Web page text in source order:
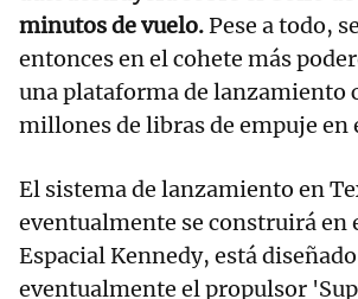
minutos de vuelo.Pese a todo,
entonces en el cohete más
una plataforma de lanzamiento
millones de libras de empuje en
El sistema de lanzamiento en
eventualmente se construirá en
Espacial Kennedy, está
eventualmente el propulsor